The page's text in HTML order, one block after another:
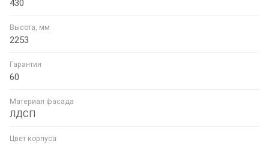
430
Высота, мм
2253
Гарантия
60
Материал фасада
ЛДСП
Цвет корпуса